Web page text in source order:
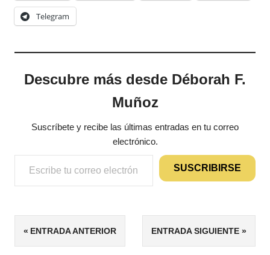
Telegram
Descubre más desde Déborah F.
Muñoz
Suscríbete y recibe las últimas entradas en tu correo
electrónico.
Escribe tu correo electrónico…
SUSCRIBIRSE
ETIQUETAS
CUENTOS
Navegación
ENTRADA ANTERIOR ENTRADA SIGUIENTE